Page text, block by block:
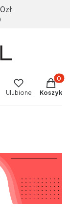
Ulubione Koszyk